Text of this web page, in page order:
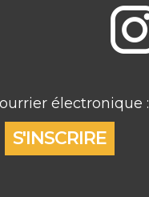
électronique :
S'INSCRIRE